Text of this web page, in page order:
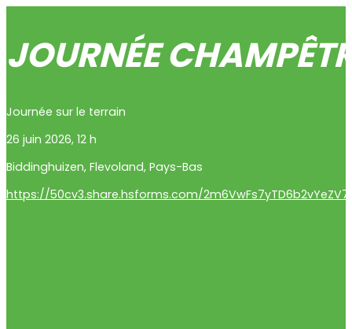
JOURNÉE
Journée sur le terrain
26 juin 2026, 12 h
Biddinghuizen, Flevoland, Pays-Bas
https://50cv3.share.hsforms.com/